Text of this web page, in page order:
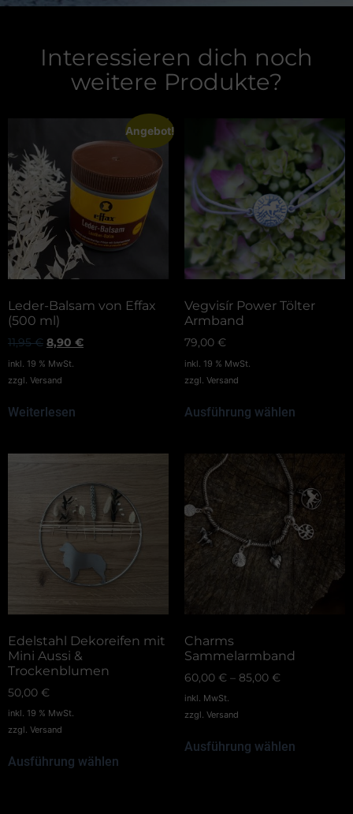
Interessieren dich noch
weitere Produkte?
Angebot!
Leder-Balsam von Effax
(500 ml)
11,95€ 8,90 €
inkl. 19 % MwSt.
zzgl. Versand
Weiterlesen
Vegvisír Power Tölter
Armband
79,00 €
inkl. 19 % MwSt.
zzgl. Versand
Ausführung wählen
Edelstahl Dekoreifen mit
Mini Aussi &
Trockenblumen
50,00 €
inkl. 19 % MwSt.
zzgl. Versand
Ausführung wählen
Charms
Sammelarmband
60,00 € – 85,00 €
inkl. MwSt.
zzgl. Versand
Ausführung wählen